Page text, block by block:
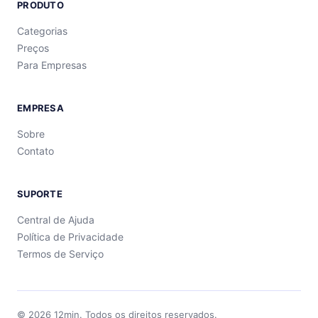
PRODUTO
Categorias
Preços
Para Empresas
EMPRESA
Sobre
Contato
SUPORTE
Central de Ajuda
Política de Privacidade
Termos de Serviço
© 2026 12min. Todos os direitos reservados.